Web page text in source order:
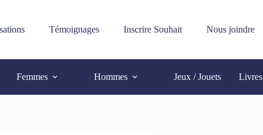
Témoignages Inscrire Souhait Nous joindre
Femmes Hommes Jeux / Jouets Livres